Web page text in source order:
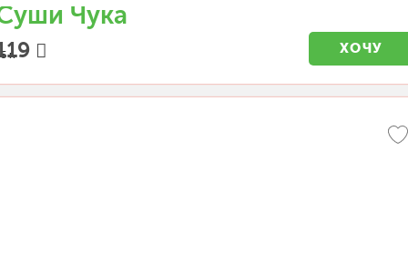
Чука
г. ХОЧУ